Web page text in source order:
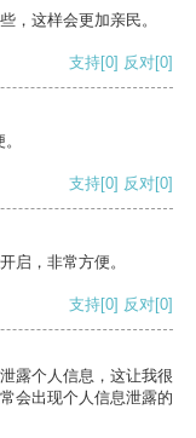
，这样会更加亲民。
支持[0] 反对[0]
支持[0] 反对[0]
启，非常方便。
支持[0] 反对[0]
露个人信息，这让我很
会出现个人信息泄露的